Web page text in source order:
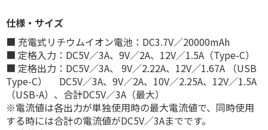
仕様・サイズ
■ 充電式リチウムイオン電池：DC3.7V／20000mAh
■ 定格入力：DC5V／3A、9V／2A、12V／1.5A（Type-C）
■ 定格出力：DC5V／3A、 9V／2.22A、12V／1.67A （USB
Type-C） DC5V／3A、9V／2A、10V／2.25A、12V／1.5A
（USB-A）、合計DC5V／3A（最大）
※電流値は各出力が単独使用時の最大電流値で、同時使用
する時には合計の電流値がDC5V／3Aまでです。